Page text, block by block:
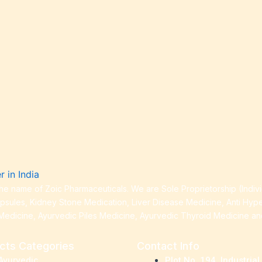
name of Zoic Pharmaceuticals. We are Sole Proprietorship
Kidney Stone Medication, Liver Disease Medicine, Anti
Ayurvedic Piles Medicine, Ayurvedic Thyroid Medicine
Categories Contact Info